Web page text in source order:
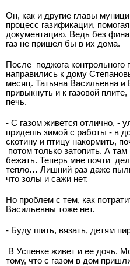
Он, как и другие главы
процесс газификации,
документацию. Ведь без
газ не пришел бы в их дома.
После поджога контрольного
направились к дому
месяц. Татьяна Васильевна и
привыкнуть и к газовой
печь.
- С газом живется отлично, -
придешь зимой с работы - в
скотину и птицу накормить,
потом только затопить. А
бежать. Теперь мне почти
тепло… Лишний раз даже
что золы и сажи нет.
Но проблем с тем, как
Васильевны тоже нет.
- Буду шить, вязать, детям
В Успенке живет и ее дочь.
тому, что с газом в дом